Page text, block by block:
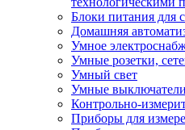
Блоки питания для
Домашняя
Умное
Умные розетки,
Умный свет
Умные
Контрольно-
Приборы для